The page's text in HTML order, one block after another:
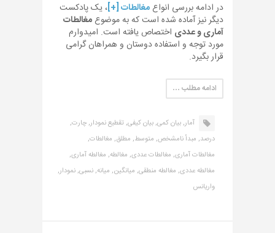
در ادامه بررسی انواع مغالطات [+]، یک پادکست
دیگر نیز آماده شده است که به موضوع مغالطات
آماری و عددی اختصاص یافته است. امیدوارم
مورد توجه و استفاده دوستان و همراهان گرامی
قرار بگیرد.
ادامه مطلب …
آمار,بیان کمی,بیان کیفی,تقطیع نمودار,چارت,
درصد, مبدأ نامشخص, متوسط, مطلق, مغالطات,
مغالطات آماری, مغالطات عددی, مغالطه, مغالطه آماری,
مغالطه عددی, مغالطه منطقی, میانگین, میانه,نسبی,نمودار,
واریانس